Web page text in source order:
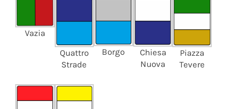
Vazia
Quattro
Strade
Borgo
Chiesa
Nuova
Piazza
Tevere